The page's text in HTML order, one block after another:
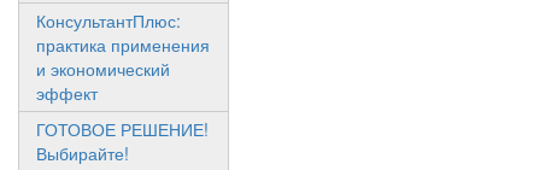
КонсультантПлюс:
практика применения
и экономический
эффект
ГОТОВОЕ РЕШЕНИЕ!
Выбирайте!